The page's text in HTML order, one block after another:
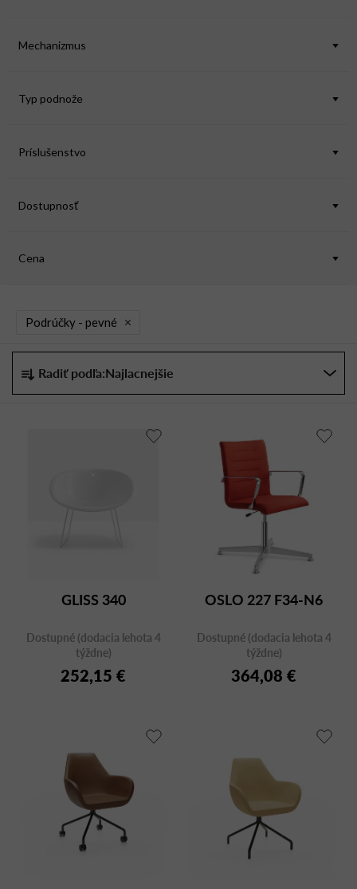
Podrúčky - pevné
R
d
Radiť podľa:Najlacnejšie
Mechanizmus
Typ podnože
Príslušenstvo
Dostupnosť
Cena
GLISS 340
Dostupné (dodacia lehota 4
týždne)
252,15 €
OSLO 227 F34-N6
Dostupné (dodacia lehota 4
týždne)
364,08 €